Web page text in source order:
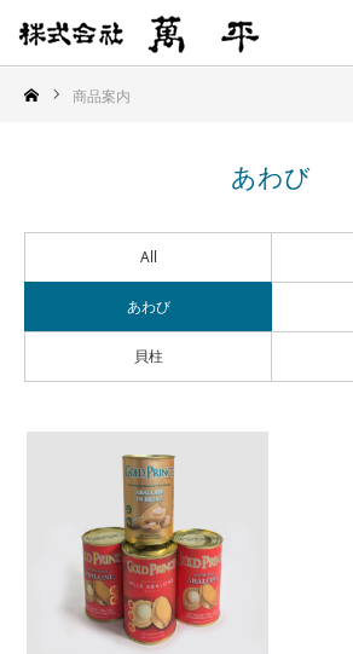
商品案内
あわび
All
あわび
貝柱